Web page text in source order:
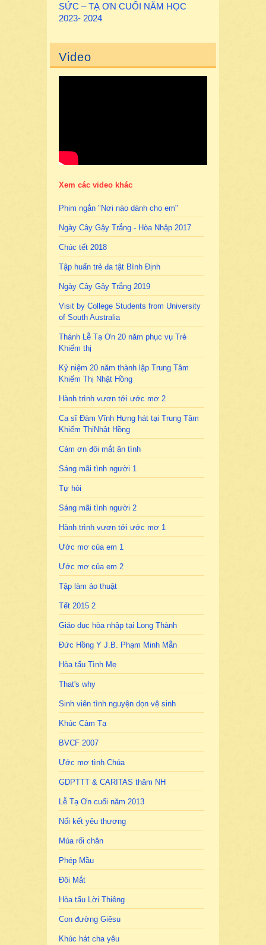
SỨC – TẠ ƠN CUỐI NĂM HỌC
2023- 2024
Video
Xem các video khác
Phim ngắn "Nơi nào dành cho em"
Ngày Cây Gậy Trắng - Hòa Nhập 2017
Chúc tết 2018
Tập huấn trẻ đa tật Bình Định
Ngày Cây Gậy Trắng 2019
Visit by College Students from University
of South Australia
Thánh Lễ Tạ Ơn 20 năm phục vụ Trẻ
Khiếm thị
Kỷ niệm 20 năm thành lập Trung Tâm
Khiếm Thị Nhật Hồng
Hành trình vươn tới ước mơ 2
Ca sĩ Đàm Vĩnh Hưng hát tại Trung Tâm
Khiếm ThịNhật Hồng
Cảm ơn đôi mắt ân tình
Sáng mãi tình người 1
Tự hỏi
Sáng mãi tình người 2
Hành trình vươn tới ước mơ 1
Ước mơ của em 1
Ước mơ của em 2
Tập làm ảo thuật
Tết 2015 2
Giáo dục hòa nhập tại Long Thành
Đức Hồng Y J.B. Phạm Minh Mẫn
Hòa tấu Tình Mẹ
That's why
Sinh viên tình nguyện dọn vệ sinh
Khúc Cảm Tạ
BVCF 2007
Ước mơ tình Chúa
GDPTTT & CARITAS thăm NH
Lễ Tạ Ơn cuối năm 2013
Nối kết yêu thương
Múa rối chân
Phép Mầu
Đôi Mắt
Hòa tấu Lời Thiêng
Con đường Giêsu
Khúc hát cha yêu